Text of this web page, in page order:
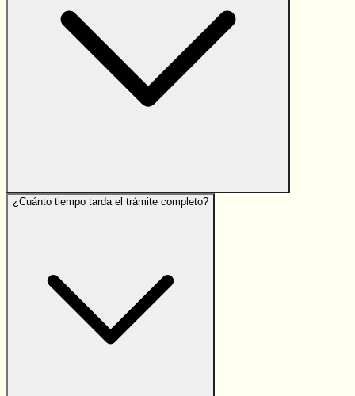
¿Cuánto tiempo tarda el trámite completo?